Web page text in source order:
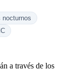
nocturnos
a través de los